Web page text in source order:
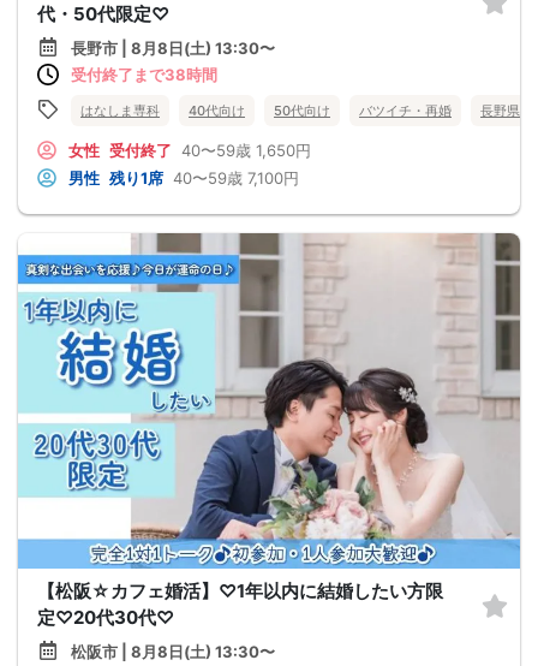
代・50代限定♡
長野市 | 8月8日(土) 13:30〜
受付終了まで38時間
はなしま専科 40代向け 50代向け バツイチ・再婚 長野県
女性 受付終了 40〜59歳 1,650円
男性 残り1席 40〜59歳 7,100円
【松阪☆カフェ婚活】♡1年以内に結婚したい方限
定♡20代30代♡
松阪市 | 8月8日(土) 13:30〜